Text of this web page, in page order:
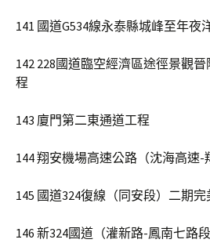
141 國道G534線永泰縣城峰至年夜
142 228國道臨空經濟區途徑景觀
程
143 廈門第二東通道工程
144 翔安機場高速公路（沈海高速-
145 國道324復線（同安段）二期完
146 新324國道（灌新路-鳳南七路